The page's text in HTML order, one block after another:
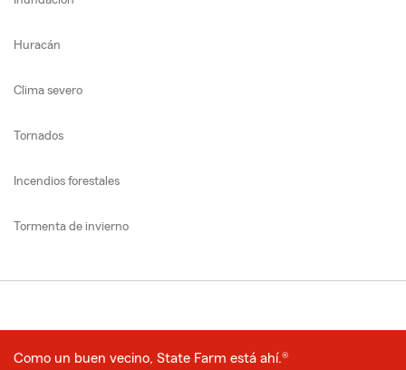
Huracán
Clima severo
Tornados
Incendios forestales
Tormenta de invierno
Como un buen vecino, State Farm está ahí.®